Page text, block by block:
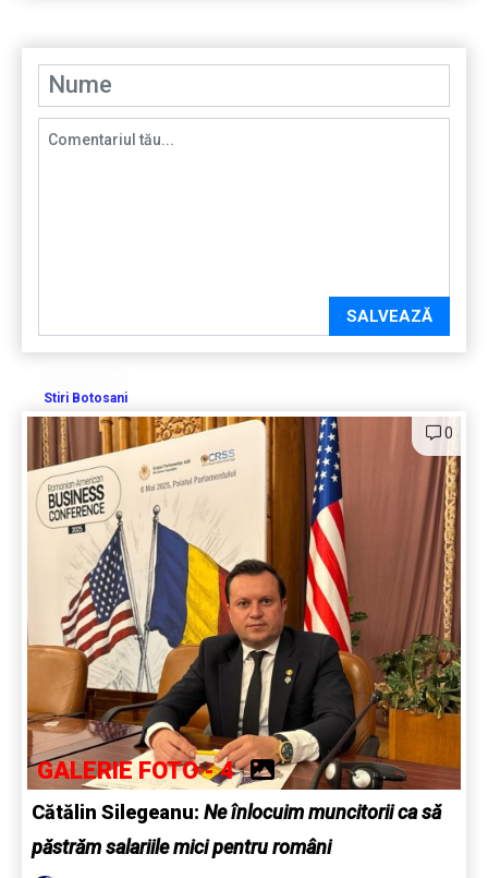
SALVEAZĂ
Stiri Botosani
0
GALERIE FOTO - 4
Cătălin Silegeanu: Ne înlocuim muncitorii ca să
păstrăm salariile mici pentru români